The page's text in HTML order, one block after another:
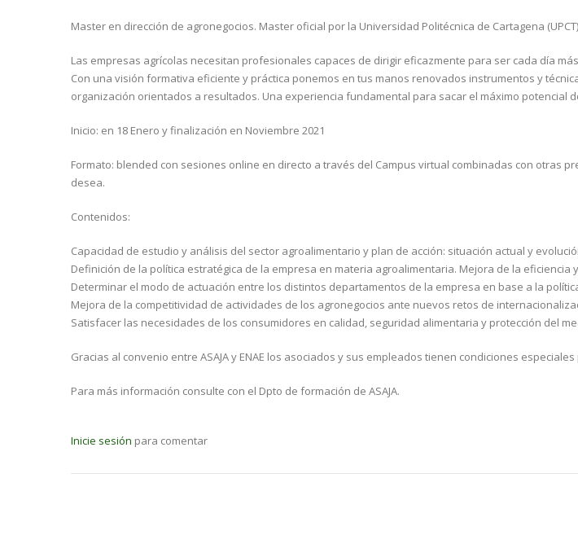
Master en dirección de agronegocios. Master oficial por la Universidad Politécnica de Cartagena
Las empresas agrícolas necesitan profesionales capaces de dirigir eficazmente para ser cada día
Con una visión formativa eficiente y práctica ponemos en tus manos renovados instrumentos y
organización orientados a resultados. Una experiencia fundamental para sacar el máximo potencial
Inicio: en 18 Enero y finalización en Noviembre 2021
Formato: blended con sesiones online en directo a través del Campus virtual combinadas con otras
desea.
Contenidos:
Capacidad de estudio y análisis del sector agroalimentario y plan de acción: situación actual y
Definición de la política estratégica de la empresa en materia agroalimentaria. Mejora de la eficiencia
Determinar el modo de actuación entre los distintos departamentos de la empresa en base a la
Mejora de la competitividad de actividades de los agronegocios ante nuevos retos de
Satisfacer las necesidades de los consumidores en calidad, seguridad alimentaria y protección del
Gracias al convenio entre ASAJA y ENAE los asociados y sus empleados tienen condiciones
Para más información consulte con el Dpto de formación de ASAJA.
Inicie sesión para comentar